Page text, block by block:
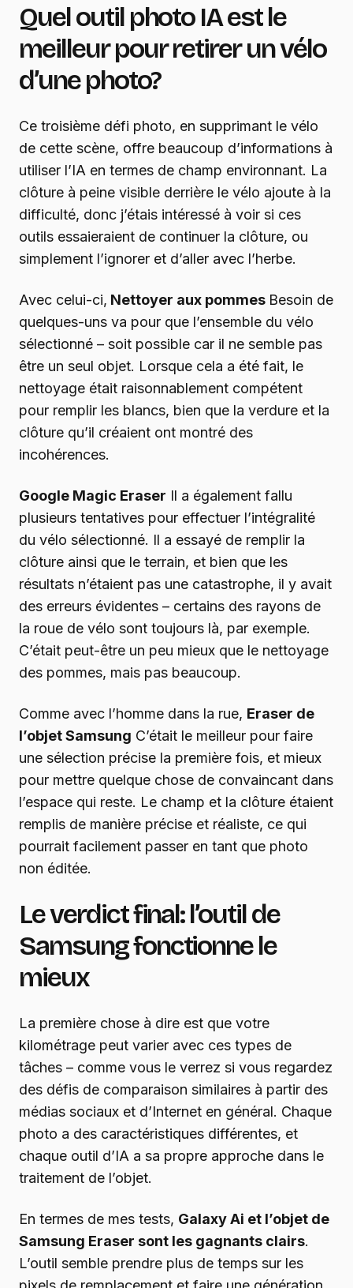
Quel outil photo IA est le
meilleur pour retirer un vélo
d’une photo?
Ce troisième défi photo, en supprimant le vélo
de cette scène, offre beaucoup d’informations à
utiliser l’IA en termes de champ environnant. La
clôture à peine visible derrière le vélo ajoute à la
difficulté, donc j’étais intéressé à voir si ces
outils essaieraient de continuer la clôture, ou
simplement l’ignorer et d’aller avec l’herbe.
Avec celui-ci, Nettoyer aux pommes Besoin de
quelques-uns va pour que l’ensemble du vélo
sélectionné – soit possible car il ne semble pas
être un seul objet. Lorsque cela a été fait, le
nettoyage était raisonnablement compétent
pour remplir les blancs, bien que la verdure et la
clôture qu’il créaient ont montré des
incohérences.
Google Magic Eraser Il a également fallu
plusieurs tentatives pour effectuer l’intégralité
du vélo sélectionné. Il a essayé de remplir la
clôture ainsi que le terrain, et bien que les
résultats n’étaient pas une catastrophe, il y avait
des erreurs évidentes – certains des rayons de
la roue de vélo sont toujours là, par exemple.
C’était peut-être un peu mieux que le nettoyage
des pommes, mais pas beaucoup.
Comme avec l’homme dans la rue, Eraser de
l’objet Samsung C’était le meilleur pour faire
une sélection précise la première fois, et mieux
pour mettre quelque chose de convaincant dans
l’espace qui reste. Le champ et la clôture étaient
remplis de manière précise et réaliste, ce qui
pourrait facilement passer en tant que photo
non éditée.
Le verdict final: l’outil de
Samsung fonctionne le
mieux
La première chose à dire est que votre
kilométrage peut varier avec ces types de
tâches – comme vous le verrez si vous regardez
des défis de comparaison similaires à partir des
médias sociaux et d’Internet en général. Chaque
photo a des caractéristiques différentes, et
chaque outil d’IA a sa propre approche dans le
traitement de l’objet.
En termes de mes tests, Galaxy Ai et l’objet de
Samsung Eraser sont les gagnants clairs.
L’outil semble prendre plus de temps sur les